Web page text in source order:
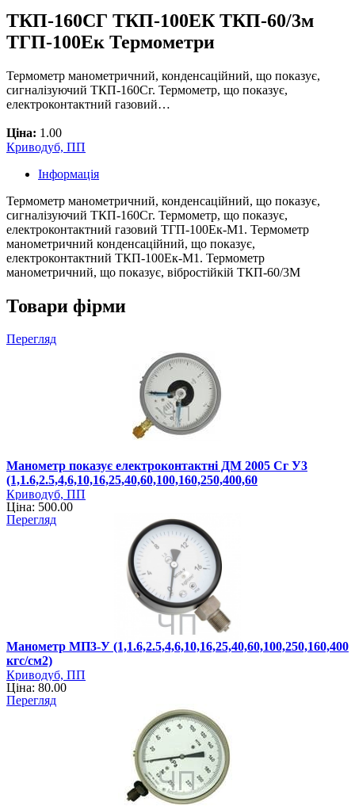
ТКП-160СГ ТКП-100ЕК ТКП-60/3м
ТГП-100Ек Термометри
Термометр манометричний, конденсаційний, що показує,
сигналізуючий ТКП-160Сг. Термометр, що показує,
електроконтактний газовий…
Ціна: 1.00
Криводуб, ПП
Інформація
Термометр манометричний, конденсаційний, що показує,
сигналізуючий ТКП-160Сг. Термометр, що показує,
електроконтактний газовий ТГП-100Ек-М1. Термометр
манометричний конденсаційний, що показує,
електроконтактний ТКП-100Ек-М1. Термометр
манометричний, що показує, вібростійкій ТКП-60/3М
Товари фірми
Перегляд
Манометр показує електроконтактні ДМ 2005 Сг У3
(1,1.6,2.5,4,6,10,16,25,40,60,100,160,250,400,60
Криводуб, ПП
Ціна: 500.00
Перегляд
Манометр МП3-У (1,1.6,2.5,4,6,10,16,25,40,60,100,250,160,400
кгс/см2)
Криводуб, ПП
Ціна: 80.00
Перегляд